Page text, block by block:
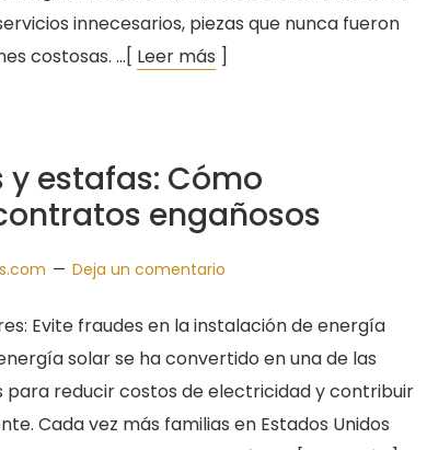
innecesarios, piezas que nunca fueron
costosas. …[ Leer más ]
y estafas: Cómo
engañosos
Deja un comentario
Evite fraudes en la instalación de energía
solar se ha convertido en una de las
reducir costos de electricidad y contribuir
Cada vez más familias en Estados Unidos